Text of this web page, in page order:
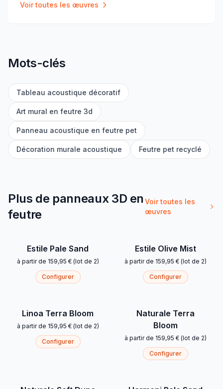
Voir toutes les œuvres
Mots-clés
Tableau acoustique décoratif
Art mural en feutre 3d
Panneau acoustique en feutre pet
Décoration murale acoustique Feutre pet recyclé
Plus de panneaux 3D en
feutre
Voir toutes les
œuvres
Estile Pale Sand
à partir de 159,95 €(lot de 2)
Configurer
Estile Olive Mist
à partir de 159,95 €(lot de 2)
Configurer
Linoa Terra Bloom
à partir de 159,95 €(lot de 2)
Configurer
Naturale Terra
Bloom
à partir de 159,95 €(lot de 2)
Configurer